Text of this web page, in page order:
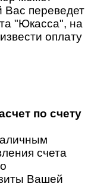
Вас переведет
"Юкасса", на
оплату
по счету
счета
Вашей